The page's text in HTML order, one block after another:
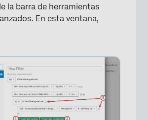
×
la barra de herramientas
En esta ventana,